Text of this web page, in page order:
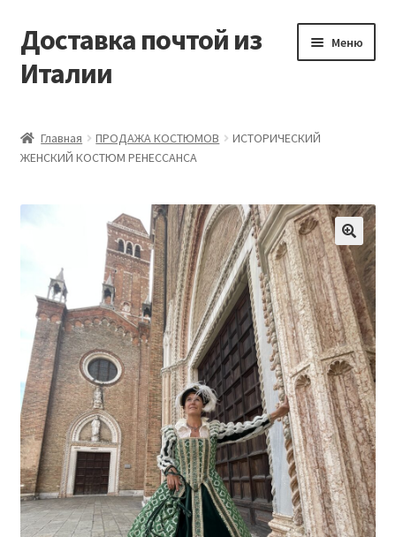
Перейти
к
навигации
Перейти
к
содержимому
Доставка почтой из
Италии
Меню
Контакты
Корзина
Оформление заказа
Главная ПРОДАЖА КОСТЮМОВ
ИСТОРИЧЕСКИЙ
ЖЕНСКИЙ КОСТЮМ РЕНЕССАНСА
🔍